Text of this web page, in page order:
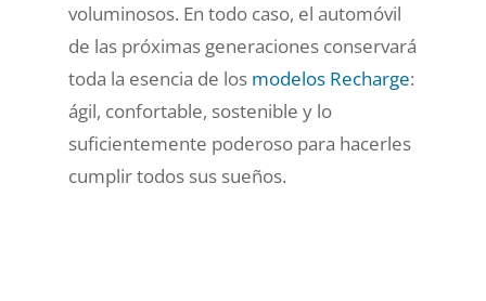
voluminosos. En todo caso, el automóvil
de las próximas generaciones conservará
toda la esencia de los modelos Recharge:
ágil, confortable, sostenible y lo
suficientemente poderoso para hacerles
cumplir todos sus sueños.